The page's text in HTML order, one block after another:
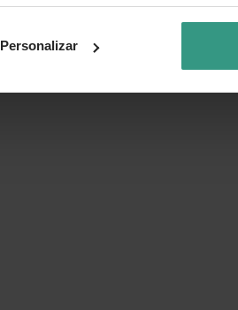
Personalizar